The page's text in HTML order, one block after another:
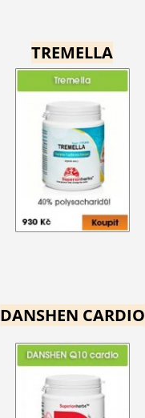
TREMELLA
DANSHEN CARDIO